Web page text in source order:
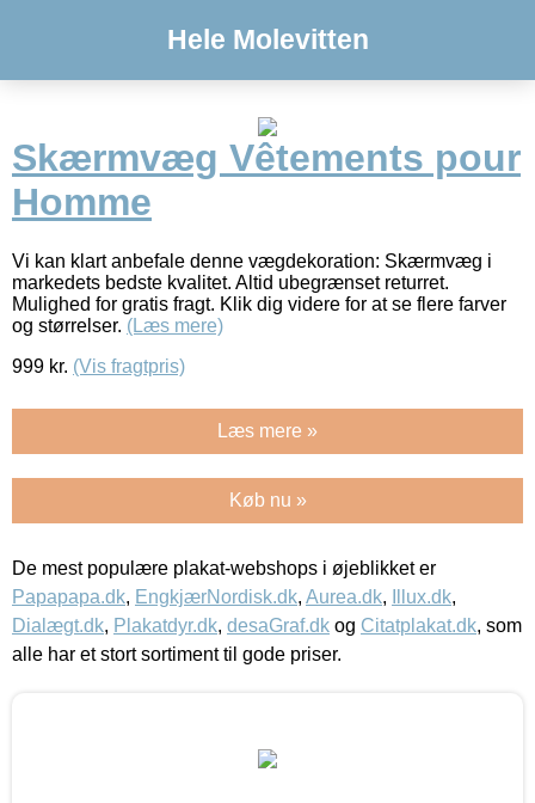
Hele Molevitten
Skærmvæg Vêtements pour
Homme
Vi kan klart anbefale denne vægdekoration: Skærmvæg i
markedets bedste kvalitet. Altid ubegrænset returret.
Mulighed for gratis fragt. Klik dig videre for at se flere farver
og størrelser. (Læs mere)
999 kr. (Vis fragtpris)
Læs mere »
Køb nu »
De mest populære plakat-webshops i øjeblikket er
Papapapa.dk, EngkjærNordisk.dk, Aurea.dk, Illux.dk,
Dialægt.dk, Plakatdyr.dk, desaGraf.dk og Citatplakat.dk, som
alle har et stort sortiment til gode priser.